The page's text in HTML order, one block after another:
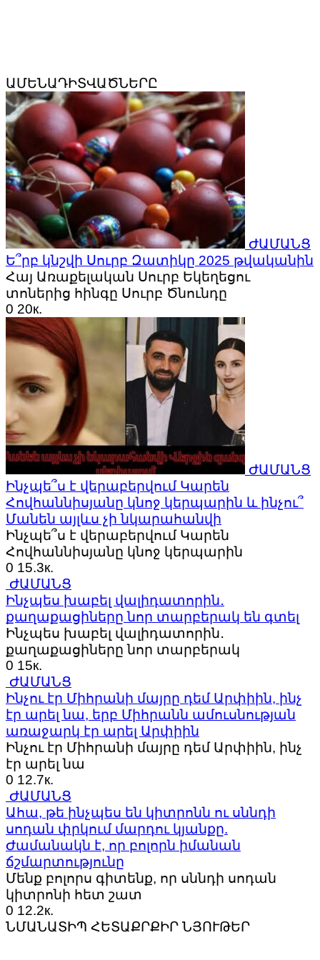
ԱՄԵՆԱԴԻՏՎԱԾՆԵՐԸ
ԺԱՄԱՆՑ
Ե՞րբ կնշվի Սուրբ Զատիկը 2025 թվականին
Հայ Առաքելական Սուրբ Եկեղեցու
տոներից հինգը Սուրբ Ծնունդը
0 20к.
ԺԱՄԱՆՑ
Ինչպե՞ս է վերաբերվում Կարեն
Հովհաննիսյանը կնոջ կերպարին և ինչու՞
Մանեն այլևս չի նկարահանվի
Ինչպե՞ս է վերաբերվում Կարեն
Հովհաննիսյանը կնոջ կերպարին
0 15.3к.
ԺԱՄԱՆՑ
Ինչպես խաբել վալիդատորին․
քաղաքացիները նոր տարբերակ են գտել
Ինչպես խաբել վալիդատորին․
քաղաքացիները նոր տարբերակ
0 15к.
ԺԱՄԱՆՑ
Ինչու էր Միհրանի մայրը դեմ Արփիին, ինչ
էր արել նա, երբ Միհրանն ամուսնության
առաջարկ էր արել Արփիին
Ինչու էր Միհրանի մայրը դեմ Արփիին, ինչ
էր արել նա
0 12.7к.
ԺԱՄԱՆՑ
Ահա, թե ինչպես են կիտրոնն ու սննդի
սոդան փրկում մարդու կյանքը.
Ժամանակն է, որ բոլորն իմանան
ճշմարտությունը
Մենք բոլորս գիտենք, որ սննդի սոդան
կիտրոնի հետ շատ
0 12.2к.
ՆՄԱՆԱՏԻՊ ՀԵՏԱՔՐՔԻՐ ՆՅՈՒԹԵՐ